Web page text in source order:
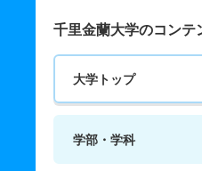
千里金蘭大学のコンテ
大学トップ
学部・学科